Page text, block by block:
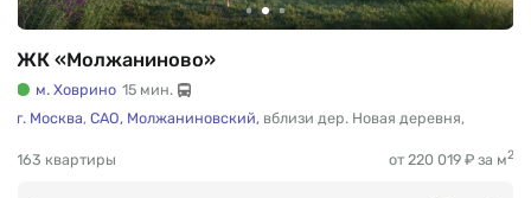
ЖК «Молжаниново»
м. Ховрино 15 мин.
г. Москва, САО, Молжаниновский, вблизи дер. Новая деревня,
163 квартиры от 220 019 ₽ за м2